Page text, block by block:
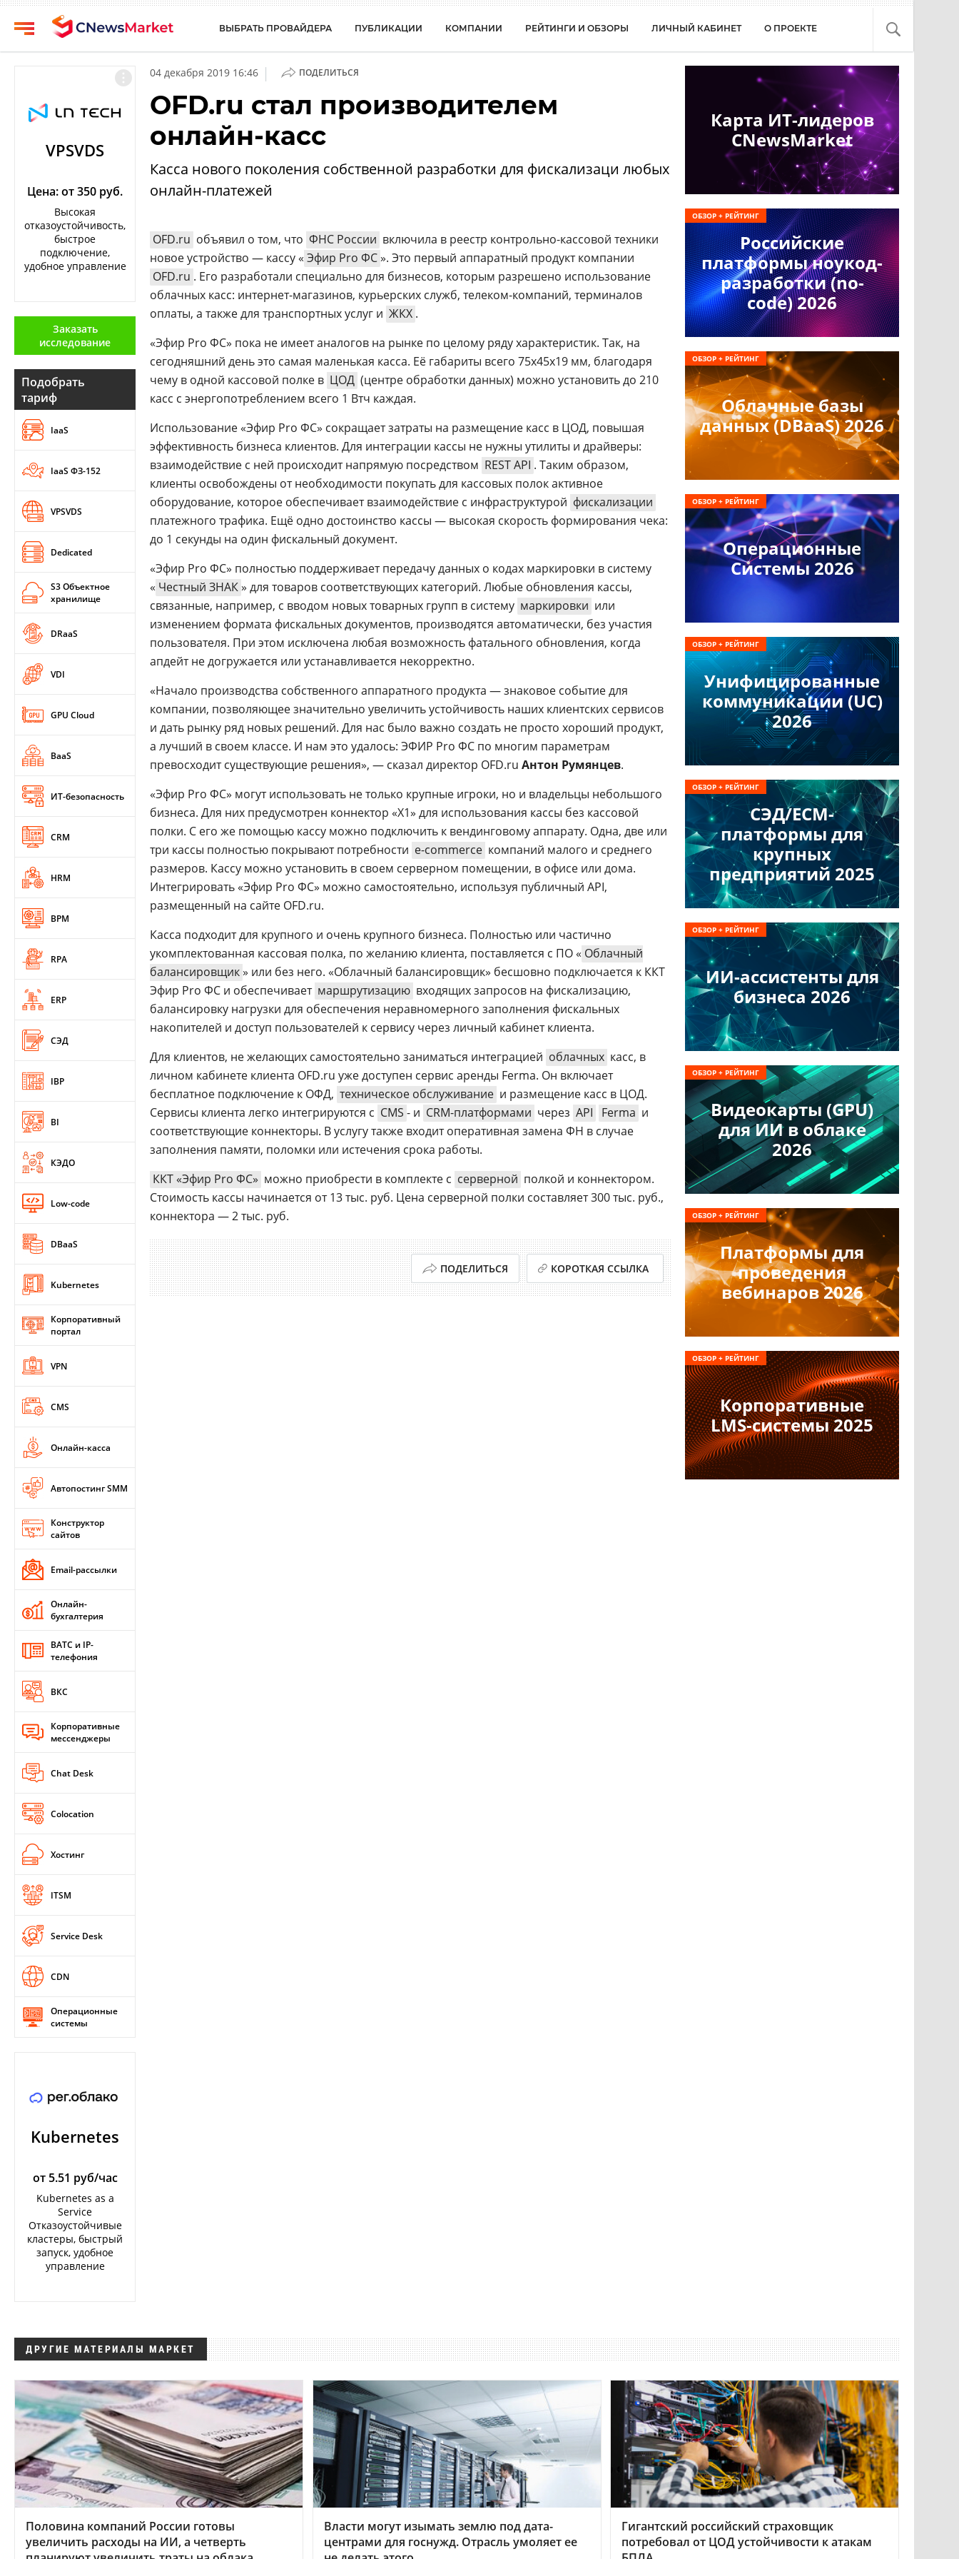
Публикации
обзоры
кабинет
проекте
Аналитика
Техника
Об
издании
Реклама
Вакансии
Контакты
Дзен
Rutube
Конференции
Техника
ВЫБРАТЬ ПРОВАЙДЕРА ПУБЛИКАЦИИ КОМПАНИИ РЕЙТИНГИ И ОБЗОРЫ ЛИЧНЫЙ КАБИНЕТ О ПРОЕКТЕ
VPSVDS
Цена: от 350 руб.
Высокая
отказоустойчивость,
быстрое
подключение,
удобное управление
Заказать
исследование
Подобрать
тариф
IaaS
IaaS ФЗ-152
VPSVDS
Dedicated
S3 Объектное
хранилище
DRaaS
VDI
GPU Cloud
BaaS
ИТ-безопасность
CRM
HRM
BPM
RPA
ERP
СЭД
IBP
BI
КЭДО
Low-code
DBaaS
Kubernetes
Корпоративный
портал
VPN
CMS
Онлайн-касса
Автопостинг SMM
Конструктор
сайтов
Email-рассылки
Онлайн-
бухгалтерия
ВАТС и IP-
телефония
ВКС
Корпоративные
мессенджеры
Chat Desk
Colocation
Хостинг
ITSM
Service Desk
CDN
Операционные
системы
Kubernetes
от 5.51 руб/час
Kubernetes as a
Service
Отказоустойчивые
кластеры, быстрый
запуск, удобное
управление
04 декабря 2019 16:46 | ПОДЕЛИТЬСЯ
OFD.ru стал производителем
онлайн-касс
Касса нового поколения собственной разработки для фискализаци любых
онлайн-платежей
OFD.ru объявил о том, что ФНС России включила в реестр контрольно-кассовой техники
новое устройство — кассу « Эфир Pro ФС». Это первый аппаратный продукт компании
OFD.ru . Его разработали специально для бизнесов, которым разрешено использование
облачных касс: интернет-магазинов, курьерских служб, телеком-компаний, терминалов
оплаты, а также для транспортных услуг и ЖКХ .
«Эфир Pro ФС» пока не имеет аналогов на рынке по целому ряду характеристик. Так, на
сегодняшний день это самая маленькая касса. Её габариты всего 75х45х19 мм, благодаря
чему в одной кассовой полке в ЦОД (центре обработки данных) можно установить до 210
касс с энергопотреблением всего 1 Втч каждая.
Использование «Эфир Pro ФС» сокращает затраты на размещение касс в ЦОД, повышая
эффективность бизнеса клиентов. Для интеграции кассы не нужны утилиты и драйверы:
взаимодействие с ней происходит напрямую посредством REST API . Таким образом,
клиенты освобождены от необходимости покупать для кассовых полок активное
оборудование, которое обеспечивает взаимодействие с инфраструктурой фискализации
платежного трафика. Ещё одно достоинство кассы — высокая скорость формирования чека:
до 1 секунды на один фискальный документ.
«Эфир Pro ФС» полностью поддерживает передачу данных о кодах маркировки в систему
« Честный ЗНАК» для товаров соответствующих категорий. Любые обновления кассы,
связанные, например, с вводом новых товарных групп в систему маркировки или
изменением формата фискальных документов, производятся автоматически, без участия
пользователя. При этом исключена любая возможность фатального обновления, когда
апдейт не догружается или устанавливается некорректно.
«Начало производства собственного аппаратного продукта — знаковое событие для
компании, позволяющее значительно увеличить устойчивость наших клиентских сервисов
и дать рынку ряд новых решений. Для нас было важно создать не просто хороший продукт,
а лучший в своем классе. И нам это удалось: ЭФИР Pro ФС по многим параметрам
превосходит существующие решения», — сказал директор OFD.ru Антон Румянцев.
«Эфир Pro ФС» могут использовать не только крупные игроки, но и владельцы небольшого
бизнеса. Для них предусмотрен коннектор «Х1» для использования кассы без кассовой
полки. С его же помощью кассу можно подключить к вендинговому аппарату. Одна, две или
три кассы полностью покрывают потребности e-commerce компаний малого и среднего
размеров. Кассу можно установить в своем серверном помещении, в офисе или дома.
Интегрировать «Эфир Pro ФС» можно самостоятельно, используя публичный API,
размещенный на сайте OFD.ru.
Касса подходит для крупного и очень крупного бизнеса. Полностью или частично
укомплектованная кассовая полка, по желанию клиента, поставляется с ПО « Облачный
балансировщик» или без него. «Облачный балансировщик» бесшовно подключается к ККТ
Эфир Pro ФС и обеспечивает маршрутизацию входящих запросов на фискализацию,
балансировку нагрузки для обеспечения неравномерного заполнения фискальных
накопителей и доступ пользователей к сервису через личный кабинет клиента.
Для клиентов, не желающих самостоятельно заниматься интеграцией облачных касс, в
личном кабинете клиента OFD.ru уже доступен сервис аренды Ferma. Он включает
бесплатное подключение к ОФД, техническое обслуживание и размещение касс в ЦОД.
Сервисы клиента легко интегрируются с CMS - и CRM-платформами через API Ferma и
соответствующие коннекторы. В услугу также входит оперативная замена ФН в случае
заполнения памяти, поломки или истечения срока работы.
ККТ «Эфир Pro ФС» можно приобрести в комплекте с серверной полкой и коннектором.
Стоимость кассы начинается от 13 тыс. руб. Цена серверной полки составляет 300 тыс. руб.,
коннектора — 2 тыс. руб.
ПОДЕЛИТЬСЯ КОРОТКАЯ ССЫЛКА
Карта ИТ-лидеров
CNewsMarket
Российские
платформы ноукод-
разработки (no-
code) 2026
ОБЗОР + РЕЙТИНГ
Облачные базы
данных (DBaaS) 2026
ОБЗОР + РЕЙТИНГ
Операционные
Системы 2026
ОБЗОР + РЕЙТИНГ
Унифицированные
коммуникации (UC)
2026
ОБЗОР + РЕЙТИНГ
СЭД/ECM-
платформы для
крупных
предприятий 2025
ОБЗОР + РЕЙТИНГ
ИИ-ассистенты для
бизнеса 2026
ОБЗОР + РЕЙТИНГ
Видеокарты (GPU)
для ИИ в облаке
2026
ОБЗОР + РЕЙТИНГ
Платформы для
проведения
вебинаров 2026
ОБЗОР + РЕЙТИНГ
Корпоративные
LMS-системы 2025
ОБЗОР + РЕЙТИНГ
ДРУГИЕ МАТЕРИАЛЫ МАРКЕТ
Половина компаний России готовы
увеличить расходы на ИИ, а четверть
Власти могут изымать землю под дата-
центрами для госнужд. Отрасль умоляет ее
Гигантский российский страховщик
потребовал от ЦОД устойчивости к атакам